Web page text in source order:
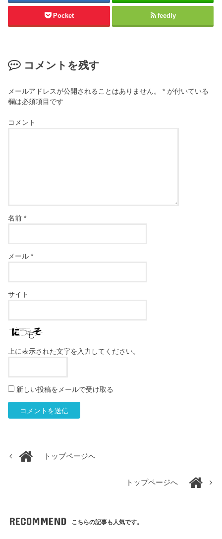
Pocket feedly
コメントを残す
メールアドレスが公開されることはありません。 * が付いている
欄は必須項目です
コメント
名前*
メール*
サイト
上に表示された文字を入力してください。
新しい投稿をメールで受け取る
トップページへ
トップページへ
RECOMMEND こちらの記事も人気です。